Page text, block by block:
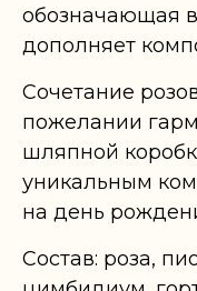
обозначающая
дополняет
Сочетание
пожелании
шляпной
уникальным
на день
Состав: роза,